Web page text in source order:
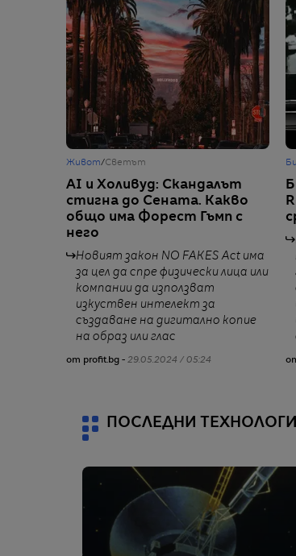
Живот/Светът
AI и Холивуд: Скандалът
стигна до Сената. Какво
общо има Форест Гъмп с
него
Новият закон NO FAKES Act има
за цел да спре физически лица или
компании да използват
изкуствен интелект за
създаване на дигитално копие
на образ или глас
от profit.bg - 29.05.2024 / 05:24
ПОСЛЕДНИ